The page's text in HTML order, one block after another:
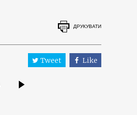
ДРУКУВАТИ
Tweet Like